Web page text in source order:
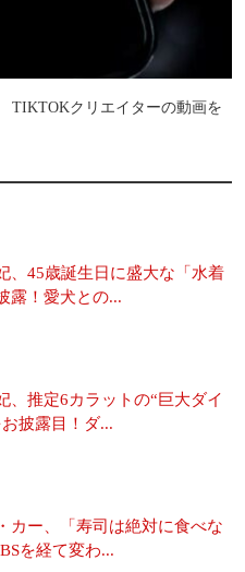
TIKTOKクリエイターの動画を
、45歳誕生日に盛大な「水着
露！愛犬との...
、推定6カラットの“巨大ダイ
披露目！ダ...
カー、「寿司は絶対に食べな
を経て変わ...